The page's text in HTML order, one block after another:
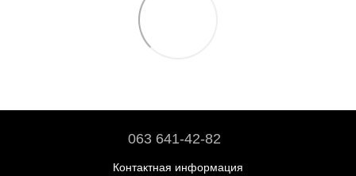
063 641-42-82
Контактная информация